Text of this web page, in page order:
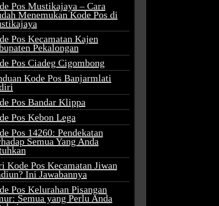
Pos Mustikajaya – Cara
Menemukan Kode Pos di
Pos Kecamatan Kajen
Pekalongan
Pos Ciadeg Cigombong
Kode Pos Banjarmlati
Pos Bandar Klippa
Pos Kebon Lega
Pos 14260: Pendekatan
Semua Yang Anda
Kode Pos Kecamatan Jiwan
Ini Jawabannya
Pos Kelurahan Pisangan
Semua yang Perlu Anda